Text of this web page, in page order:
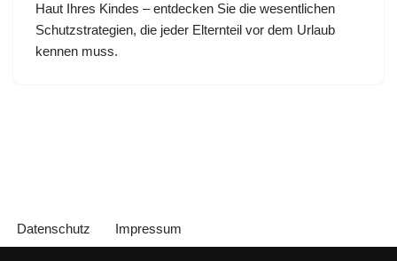
Haut Ihres Kindes – entdecken Sie die wesentlichen
Schutzstrategien, die jeder Elternteil vor dem Urlaub
kennen muss.
Datenschutz Impressum